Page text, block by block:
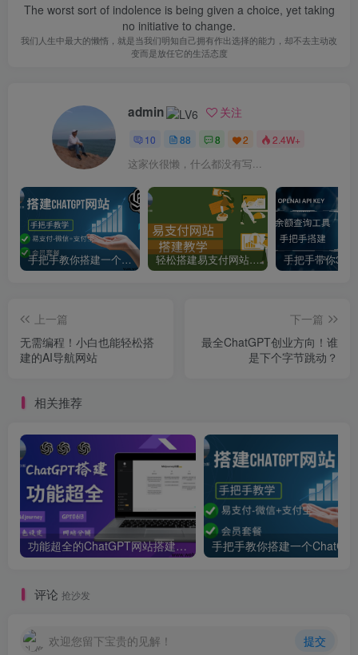
The worst sort of indolence is being given a choice, yet taking
no initiative to change.
我们人生中最大的懒惰，就是当我们明知自己拥有作出选择的能力，却不去主动改
变而是放任它的生活态度
admin 关注
10 88 8 2 2.4W+
这家伙很懒，什么都没有写...
手把手教你搭建一个ChatGPT聊天网站-支持会员套餐和易 轻松搭建易支付网站，实现便捷收款
上一篇
无需编程！小白也能轻松搭
建的AI导航网站
下一篇
最全ChatGPT创业方向！谁
是下个字节跳动？
相关推荐
功能超全的ChatGPT网站搭建教学-支持Midjourney绘画+GPT4/GPT0613+角色设定
评论 抢沙发
欢迎您留下宝贵的见解！ 提交